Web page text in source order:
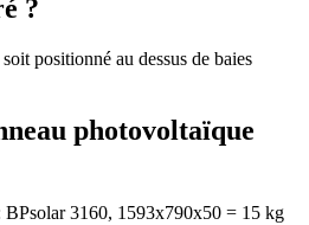
?
positionné au dessus de baies
photovoltaïque
3160, 1593x790x50 = 15 kg